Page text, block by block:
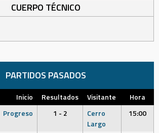
CUERPO TÉCNICO
PARTIDOS PASADOS
Inicio Resultados Visitante
Hora
Progreso 1 - 2
Cerro
Largo
15:00